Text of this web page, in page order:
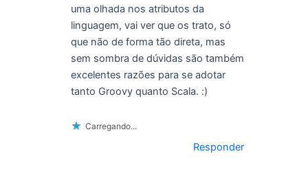
uma olhada nos atributos da
linguagem, vai ver que os trato, só
que não de forma tão direta, mas
sem sombra de dúvidas são também
excelentes razões para se adotar
tanto Groovy quanto Scala. :)
Carregando...
Responder